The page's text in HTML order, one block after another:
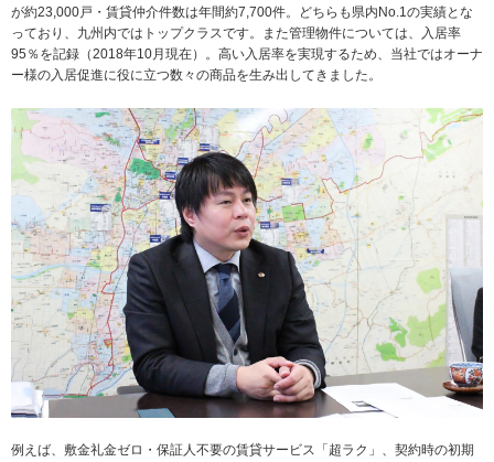
が約23,000戸・賃貸仲介件数は年間約7,700件。どちらも県内No.1の実績とな
っており、九州内ではトップクラスです。また管理物件については、入居率
95％を記録（2018年10月現在）。高い入居率を実現するため、当社ではオーナ
ー様の入居促進に役に立つ数々の商品を生み出してきました。
例えば、敷金礼金ゼロ・保証人不要の賃貸サービス「超ラク」、契約時の初期